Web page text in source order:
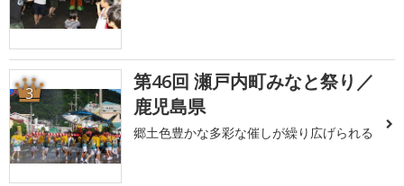
3
第46回 瀬戸内町みなと祭り／
鹿児島県
郷土色豊かな多彩な催しが繰り広げられる